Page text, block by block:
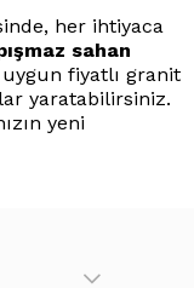
her ihtiyaca
sahan
fiyatlı granit
yaratabilirsiniz.
yeni